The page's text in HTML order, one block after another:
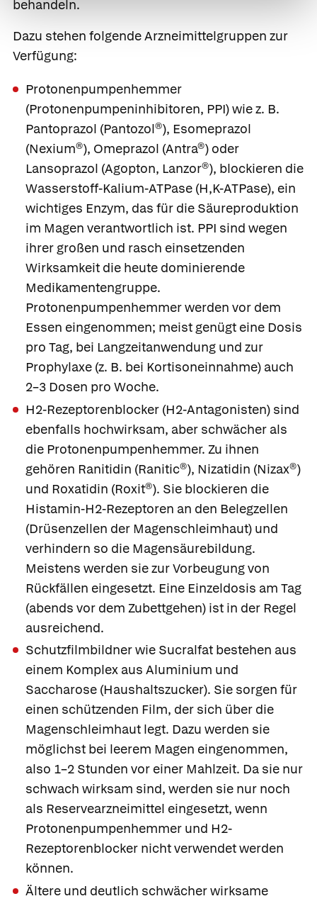
behandeln.
Dazu stehen folgende Arzneimittelgruppen zur
Verfügung:
Protonenpumpenhemmer
(Protonenpumpeninhibitoren, PPI) wie z. B.
Pantoprazol (Pantozol®), Esomeprazol
(Nexium®), Omeprazol (Antra®) oder
Lansoprazol (Agopton, Lanzor®), blockieren die
Wasserstoff-Kalium-ATPase (H,K-ATPase), ein
wichtiges Enzym, das für die Säureproduktion
im Magen verantwortlich ist. PPI sind wegen
ihrer großen und rasch einsetzenden
Wirksamkeit die heute dominierende
Medikamentengruppe.
Protonenpumpenhemmer werden vor dem
Essen eingenommen; meist genügt eine Dosis
pro Tag, bei Langzeitanwendung und zur
Prophylaxe (z. B. bei Kortisoneinnahme) auch
2–3 Dosen pro Woche.
H2-Rezeptorenblocker (H2-Antagonisten) sind
ebenfalls hochwirksam, aber schwächer als
die Protonenpumpenhemmer. Zu ihnen
gehören Ranitidin (Ranitic®), Nizatidin (Nizax®)
und Roxatidin (Roxit®). Sie blockieren die
Histamin-H2-Rezeptoren an den Belegzellen
(Drüsenzellen der Magenschleimhaut) und
verhindern so die Magensäurebildung.
Meistens werden sie zur Vorbeugung von
Rückfällen eingesetzt. Eine Einzeldosis am Tag
(abends vor dem Zubettgehen) ist in der Regel
ausreichend.
Schutzfilmbildnerwie Sucralfat bestehen aus
einem Komplex aus Aluminium und
Saccharose (Haushaltszucker). Sie sorgen für
einen schützenden Film, der sich über die
Magenschleimhaut legt. Dazu werden sie
möglichst bei leerem Magen eingenommen,
also 1–2 Stunden vor einer Mahlzeit. Da sie nur
schwach wirksam sind, werden sie nur noch
als Reservearzneimittel eingesetzt, wenn
Protonenpumpenhemmer und H2-
Rezeptorenblocker nicht verwendet werden
können.
Ältere und deutlich schwächer wirksame